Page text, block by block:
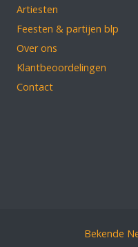
Artiesten
Feesten & partijen blp
Over ons
Klantbeoordelingen
Contact
Bekende